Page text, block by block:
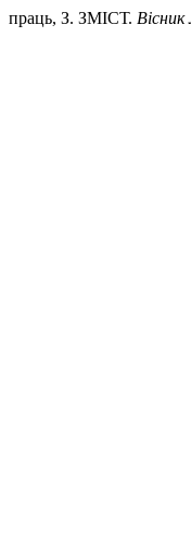
праць, З. ЗМІСТ.